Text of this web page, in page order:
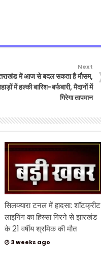
Next
में आज से बदल सकता है मौसम,
में हल्की बारिश-बर्फबारी, मैदानों में
गिरेगा तापमान
सिलक्यारा टनल में हादसा: शॉटक्रीट
लाइनिंग का हिस्सा गिरने से झारखंड
के 21 वर्षीय श्रमिक की मौत
3 weeks ago